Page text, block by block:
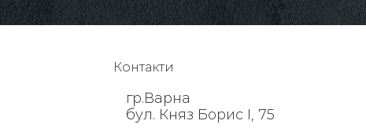
Контакти
гр.Варна
бул. Княз Борис I, 75